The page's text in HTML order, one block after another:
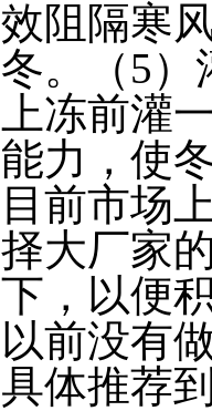
效阻隔寒
冬。（5）
上冻前灌
能力，使
目前市场
择大厂家
下，以便
以前没有
具体推荐